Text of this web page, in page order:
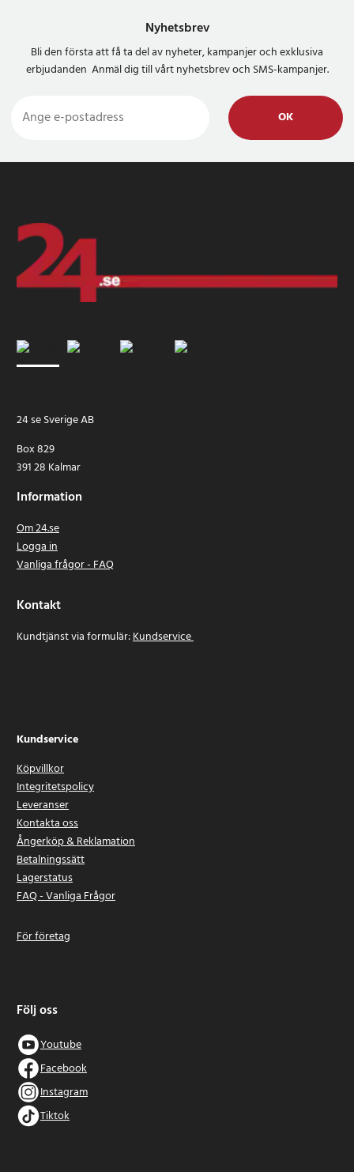
Nyhetsbrev
Bli den första att få ta del av nyheter, kampanjer och exklusiva
erbjudanden Anmäl dig till vårt nyhetsbrev och SMS-kampanjer.
OK
24 se Sverige AB
Box 829
391 28 Kalmar
Information
Om 24.se
Logga in
Vanliga frågor - FAQ
Kontakt
Kundtjänst via formulär:Kundservice
Kundservice
Köpvillkor
Integritetspolicy
Leveranser
Kontakta oss
Ångerköp & Reklamation
Betalningssätt
Lagerstatus
FAQ - Vanliga Frågor
För företag
Följ oss
Youtube
Facebook
Instagram
Tiktok